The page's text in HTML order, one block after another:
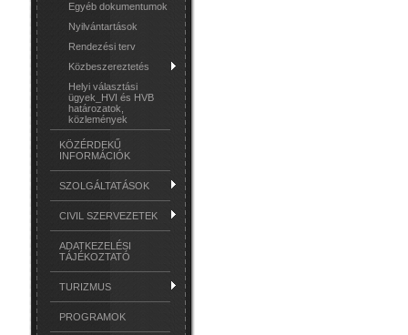
Egyéb dokumentumok
Nyilvántartások
Rendezési terv
Közbeszereztetés
Helyi választási
ügyek_HVI és HVB
határozatok,
közlemények
KÖZÉRDEKŰ
INFORMÁCIÓK
SZOLGÁLTATÁSOK
CIVIL SZERVEZETEK
ADATKEZELÉSI
TÁJÉKOZTATÓ
TURIZMUS
PROGRAMOK